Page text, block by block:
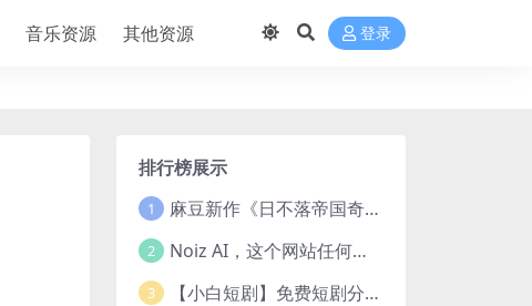
音乐资源 其他资源 登录
排行榜展示
1 麻豆新作《日不落帝国奇欲记》流出，已解除登录验证！
2 Noiz AI，这个网站任何声音都能克隆，完全免费
3 【小白短剧】免费短剧分享2025年1月3日